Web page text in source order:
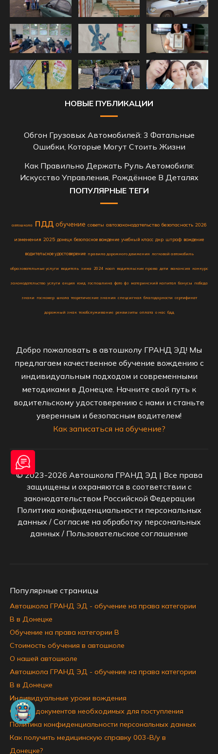
НОВЫЕ ПУБЛИКАЦИИ
Обгон Грузовых Автомобилей: 3 Фатальные
Ошибки, Которые Могут Стоить Жизни
Как Правильно Держать Руль Автомобиля:
Искусство Управления, Рождённое В Деталях
ПОПУЛЯРНЫЕ ТЕГИ
автошкола пдд обучение советы автозаконодательство безопасность 2026
изменения 2025 донецк безопасное вождение учебный класс днр штраф вождение
водительское удостоверение правила дорожного движения легковой автомобиль
образовательные услуги водитель зима 2024 коап водительские права дети вакансия конкурс
законодательство услуги акция юид госпошлина фото фз материнский капитал бонусы победа
знаки госномер школа теоретические знания спецсигнал благодарности сертификат
дорожный знак техобслуживание реквизиты оплата о нас бдд
Добро пожаловать в автошколу ГРАНД ЭД! Мы
предлагаем качественное обучение вождению с
индивидуальным подходом и современными
методиками в Донецке. Начните свой путь к
водительскому удостоверению с нами и станьте
уверенным и безопасным водителем!
Как записаться на обучение?
© 2023-2026 Автошкола ГРАНД ЭД | Все права
защищены и охраняются в соответствии с
законодательством Российской Федерации
Политика конфиденциальности персональных
данных / Согласие на обработку персональных
данных / Пользовательское соглашение
Популярные страницы
Автошкола ГРАНД ЭД - обучение на права категории
B в Донецке
Обучение на права категории B
Стоимость обучения в автошколе
О нашей автошколе
Автошкола ГРАНД ЭД - обучение на права категории
B в Донецке
Индивидуальные уроки вождения
Список документов необходимых для поступления
Политика конфиденциальности персональных данных
Как получить медицинскую справку 003-В/у в
Донецке?